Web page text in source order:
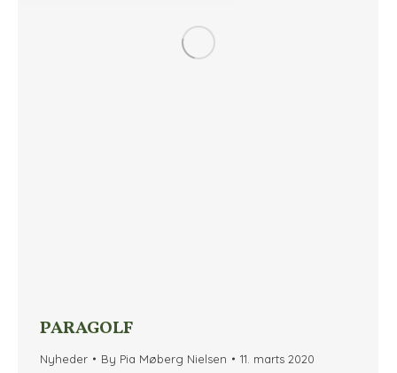
PARAGOLF
Nyheder By Pia Møberg Nielsen 11. marts 2020